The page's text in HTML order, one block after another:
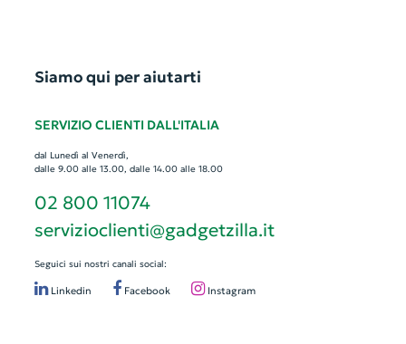
Siamo qui per aiutarti
SERVIZIO CLIENTI DALL'ITALIA
dal Lunedì al Venerdì,
dalle 9.00 alle 13.00, dalle 14.00 alle 18.00
02 800 11074
servizioclienti@gadgetzilla.it
Seguici sui nostri canali social:
Linkedin Facebook Instagram